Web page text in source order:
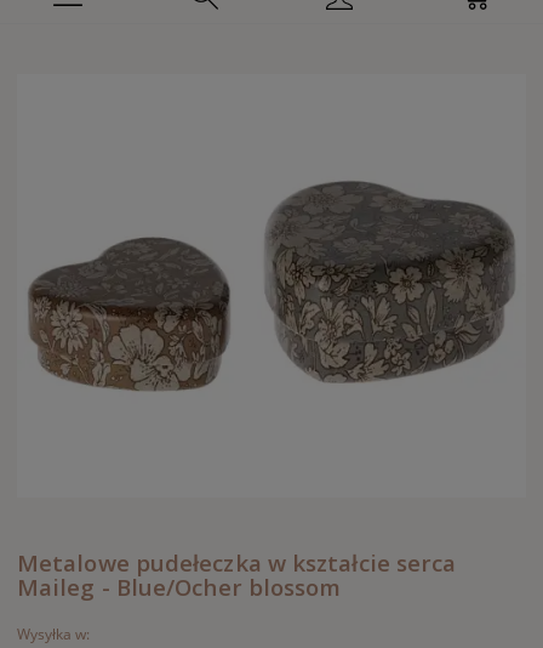
Metalowe pudełeczka w kształcie serca
Maileg - Blue/Ocher blossom
Wysyłka w: